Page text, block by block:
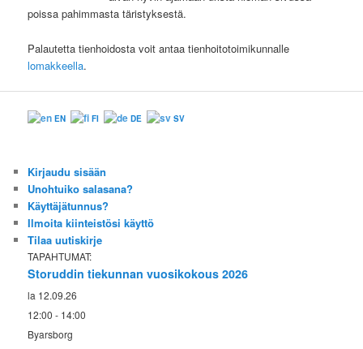
poissa pahimmasta täristyksestä.
Palautetta tienhoidosta voit antaa tienhoitotoimikunnalle
lomakkeella.
EN FI DE SV
Kirjaudu sisään
Unohtuiko salasana?
Käyttäjätunnus?
Ilmoita kiinteistösi käyttö
Tilaa uutiskirje
TAPAHTUMAT:
Storuddin tiekunnan vuosikokous 2026
la 12.09.26
12:00 - 14:00
Byarsborg